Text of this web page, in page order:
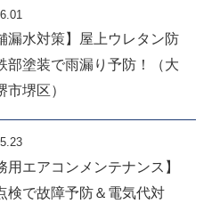
漏水対策】屋上ウレタン防
部塗装で雨漏り予防！（大
市堺区）
用エアコンメンテナンス】
検で故障予防＆電気代対